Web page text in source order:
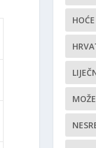
HOĆE
MOŽE